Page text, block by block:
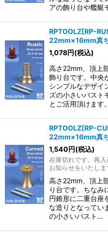
アの飾り台や艦艇
RPTOOLZ[RP-
22mm×16mm真
1,078円(税込)
高さ22mm、頂上
飾り台です。中央
シンプルなデザイ
ズの小さいバスト
とご活用頂けます
RPTOOLZ[RP-
22mm×16mm真
1,540円(税込)
在庫切れです。再
お知らせをいたしま
高さ22mm、頂上
り台です。ちなみ
円錐形に二重台座
な造りとなってい
の小さいバスト…